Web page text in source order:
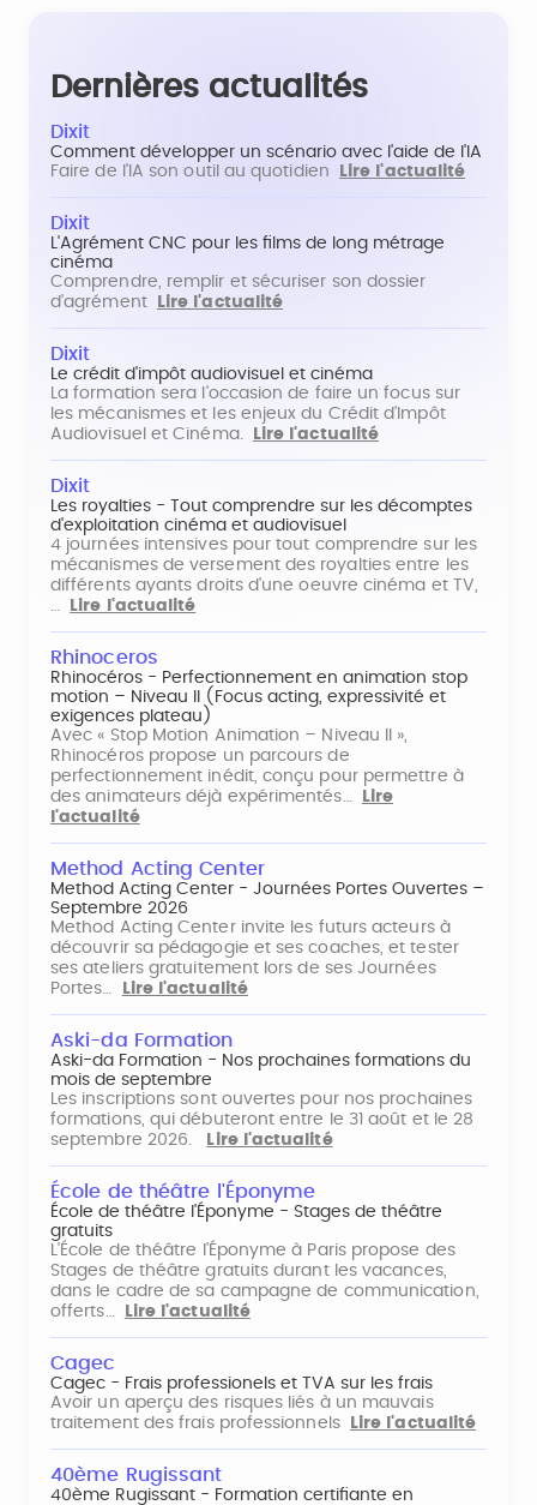
Dernières actualités
Dixit
Comment développer un scénario avec l'aide de l'IA
Faire de l'IA son outil au quotidien
Lire l'actualité
Dixit
L'Agrément CNC pour les films de long métrage
cinéma
Comprendre, remplir et sécuriser son dossier
d'agrément
Lire l'actualité
Dixit
Le crédit d'impôt audiovisuel et cinéma
La formation sera l'occasion de faire un focus sur
les mécanismes et les enjeux du Crédit d'Impôt
Audiovisuel et Cinéma.
Lire l'actualité
Dixit
Les royalties - Tout comprendre sur les décomptes
d'exploitation cinéma et audiovisuel
4 journées intensives pour tout comprendre sur les
mécanismes de versement des royalties entre les
différents ayants droits d'une oeuvre cinéma et TV,
…
Lire l'actualité
Rhinoceros
Rhinocéros - Perfectionnement en animation stop
motion – Niveau II (Focus acting, expressivité et
exigences plateau)
Avec « Stop Motion Animation – Niveau II »,
Rhinocéros propose un parcours de
perfectionnement inédit, conçu pour permettre à
des animateurs déjà expérimentés…
Lire
l'actualité
Method Acting Center
Method Acting Center - Journées Portes Ouvertes –
Septembre 2026
Method Acting Center invite les futurs acteurs à
découvrir sa pédagogie et ses coaches, et tester
ses ateliers gratuitement lors de ses Journées
Portes…
Lire l'actualité
Aski-da Formation
Aski-da Formation - Nos prochaines formations du
mois de septembre
Les inscriptions sont ouvertes pour nos prochaines
formations, qui débuteront entre le 31 août et le 28
septembre 2026.
Lire l'actualité
École de théâtre l'Éponyme
École de théâtre l'Éponyme - Stages de théâtre
gratuits
L'École de théâtre l'Éponyme à Paris propose des
Stages de théâtre gratuits durant les vacances,
dans le cadre de sa campagne de communication,
offerts…
Lire l'actualité
Cagec
Cagec - Frais professionels et TVA sur les frais
Avoir un aperçu des risques liés à un mauvais
traitement des frais professionnels
Lire l'actualité
40ème Rugissant
40ème Rugissant - Formation certifiante en